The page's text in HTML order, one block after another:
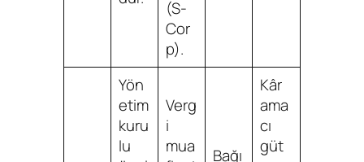
(S-
Cor
p).
Yön
etim
kuru
lu
Verg
i
mua
Bağı
Kâr
ama
cı
güt